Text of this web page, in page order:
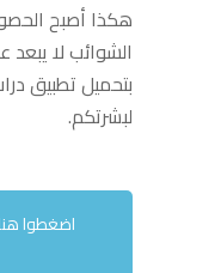
هكذا أصبح
الشوائب لا
بتحميل تطبيق
لبشرتكم.
اضغطوا